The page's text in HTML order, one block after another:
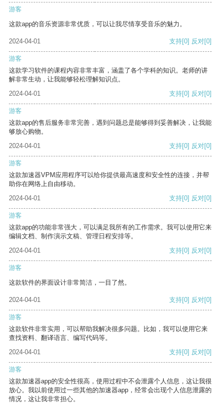
游客
这款app的音乐资源非常优质，可以让我尽情享受音乐的魅力。
2024-04-01 支持[0] 反对[0]
游客
这款学习软件的课程内容非常丰富，涵盖了各个学科的知识。老师的讲
解非常生动，让我能够轻松理解知识点。
2024-04-01
支持[0] 反对[0]
游客
这款app的售后服务非常完善，遇到问题总是能够得到妥善解决，让我能
够放心购物。
2024-04-01
支持[0] 反对[0]
游客
这款加速器VPM应用程序可以给你提供最高速度和安全性的连接，并帮
助你在网络上自由移动。
2024-04-01
支持[0] 反对[0]
游客
这款app的功能非常强大，可以满足我所有的工作需求。我可以使用它来
编辑文档、制作演示文稿、管理日程安排等。
2024-04-01
支持[0] 反对[0]
游客
这款软件的界面设计非常简洁，一目了然。
2024-04-01 支持[0] 反对[0]
游客
这款软件非常实用，可以帮助我解决很多问题。比如，我可以使用它来
查找资料、翻译语言、编写代码等。
2024-04-01
支持[0] 反对[0]
游客
这款加速器app的安全性很高，使用过程中不会泄露个人信息，这让我很
放心。我以前使用过一些其他的加速器app，经常会出现个人信息泄露的
情况，这让我非常担心。